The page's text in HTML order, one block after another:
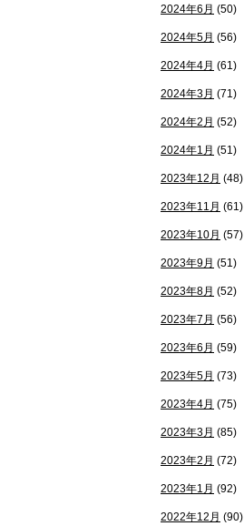
2024年6月 (50)
2024年5月 (56)
2024年4月 (61)
2024年3月 (71)
2024年2月 (52)
2024年1月 (51)
2023年12月 (48)
2023年11月 (61)
2023年10月 (57)
2023年9月 (51)
2023年8月 (52)
2023年7月 (56)
2023年6月 (59)
2023年5月 (73)
2023年4月 (75)
2023年3月 (85)
2023年2月 (72)
2023年1月 (92)
2022年12月 (90)